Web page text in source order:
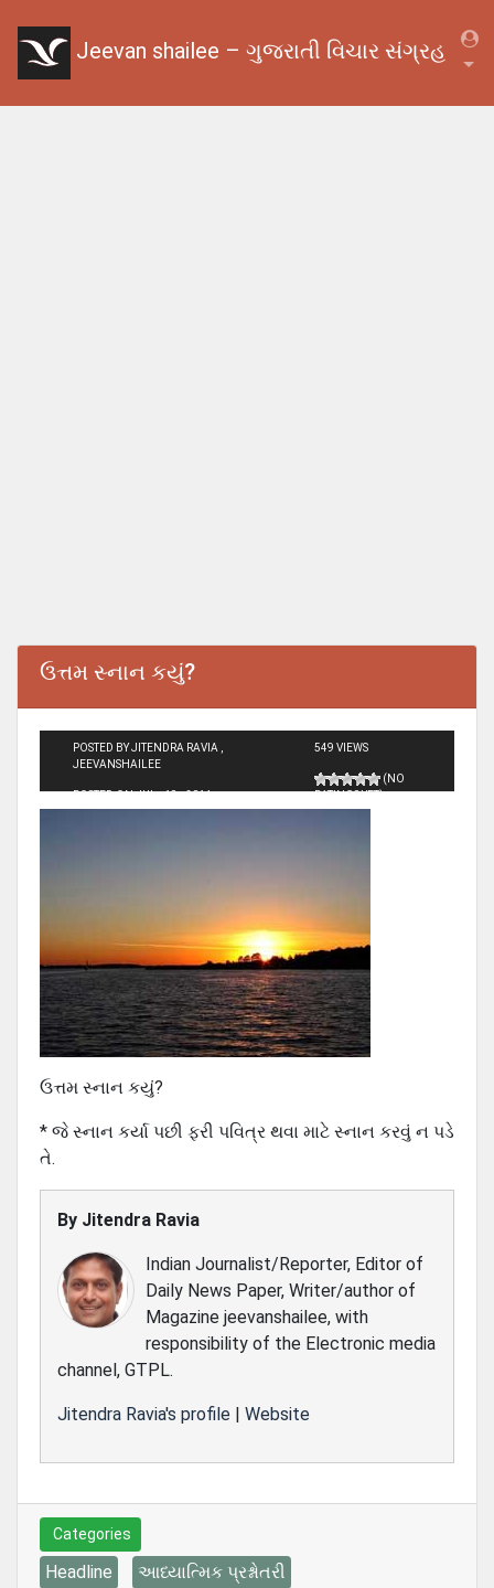
Jeevan shailee – ગુજરાતી વિચાર સંગ્રહ
ઉત્તમ સ્નાન કયું?
POSTED BY JITENDRA RAVIA ,
JEEVANSHAILEE
POSTED ON JUL - 19 - 2014
549 VIEWS
(NO
RATINGS YET)
ઉત્તમ સ્નાન કયું?
* જે સ્નાન કર્યા પછી ફરી પવિત્ર થવા માટે સ્નાન કરવું ન પડે
તે.
By Jitendra Ravia
Indian Journalist/Reporter, Editor of
Daily News Paper, Writer/author of
Magazine jeevanshailee, with
responsibility of the Electronic media
channel, GTPL.
Jitendra Ravia's profile | Website
Categories
Headline આધ્યાત્મિક પ્રશ્નોતરી